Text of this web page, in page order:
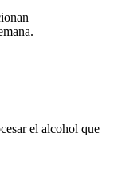
el alcohol que